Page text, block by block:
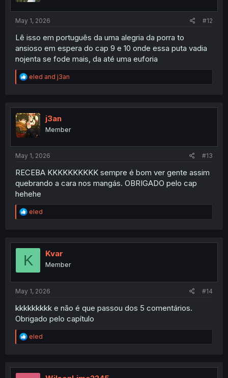
May 1, 2026 #12
Lê isso em português da uma alegria da porra to
ansioso em espera do cap 9 e 10 onde essa puta vadia
nojenta se fode mais, da até uma euforia
R
e
t
i
o
n
eled and j3an
j3an
Member
May 1, 2026 #13
RECEBA KKKKKKKKKK sempre é bom ver gente assim
quebrando a cara nos mangás. OBRIGADO pelo cap
hehehe
R
e
t
o
eled
K Kvar
Member
May 1, 2026 #14
kkkkkkkkk e não é que passou dos 5 comentários.
Obrigado pelo capítulo
R
e
t
eled